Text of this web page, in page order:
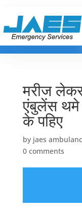
मरीज
एंबुलेंस थमे
के पहिए
by jaes
0 comments